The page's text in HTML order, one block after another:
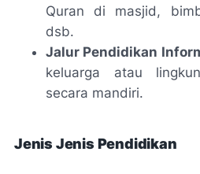
Quran di masjid,
dsb.
Jalur Pendidikan
keluarga atau
secara mandiri.
Jenis Jenis Pendidikan